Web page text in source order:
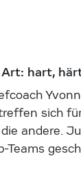
hart,
sich
andere.
Teams